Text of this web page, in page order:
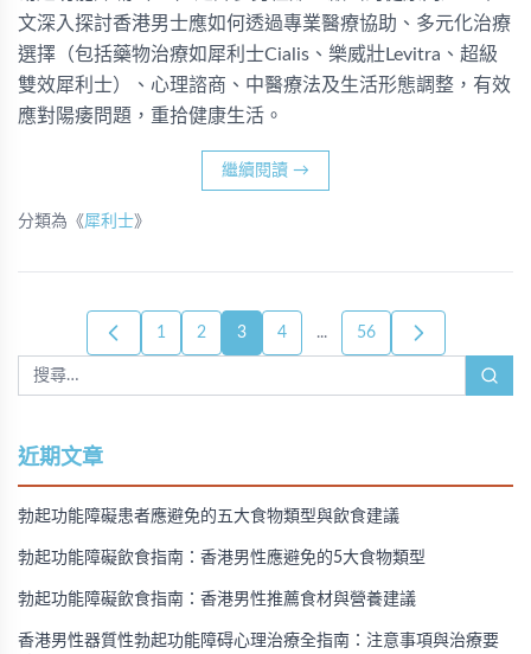
文深入探討香港男士應如何透過專業醫療協助、多元化治療
選擇（包括藥物治療如犀利士Cialis、樂威壯Levitra、超級
雙效犀利士）、心理諮商、中醫療法及生活形態調整，有效
應對陽痿問題，重拾健康生活。
繼續閱讀 →
分類為《犀利士》
1 2 3 4 ... 56
近期文章
勃起功能障礙患者應避免的五大食物類型與飲食建議
勃起功能障礙飲食指南：香港男性應避免的5大食物類型
勃起功能障礙飲食指南：香港男性推薦食材與營養建議
香港男性器質性勃起功能障碍心理治療全指南：注意事項與治療要